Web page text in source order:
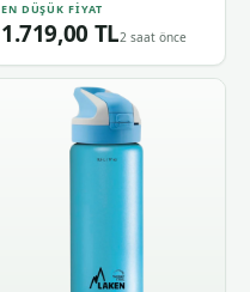
EN DÜŞÜK FIYAT
1.719,00 TL2 saat önce